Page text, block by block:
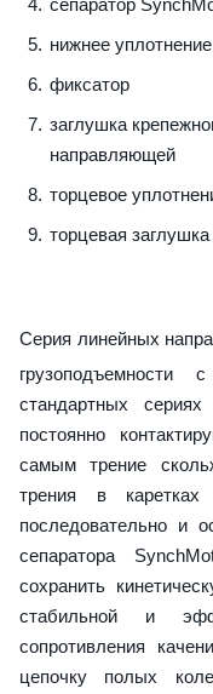
нижнее уплотнение
фиксатор
заглушка
направляющей
торцевое
торцевая заглушка
Серия линейных
грузоподъемности
стандартных
постоянно
самым трение
трения в
последовательно и
сепаратора
сохранить
стабильной и
сопротивления
цепочку полых